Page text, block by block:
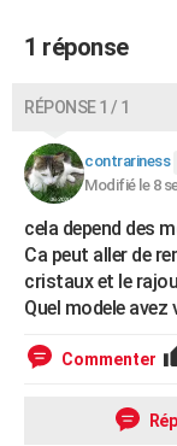
COPAINS D'AVANT
S'inscrire
Se connecter
Lycées
Collèges
Primaires
Universités
Entreprises
Service militaire
Avis de recherche
AVIS DE DÉCÈS
FORUM
Bricolage
Lifestyle
Culture
Sport
Auto
Television
Voyage
Cinema
1 réponse
RÉPONSE 1 / 1
contrariness
Modifié le 8
cela depend des
Ca peut aller de
cristaux et le
Quel modele avez
Commenter